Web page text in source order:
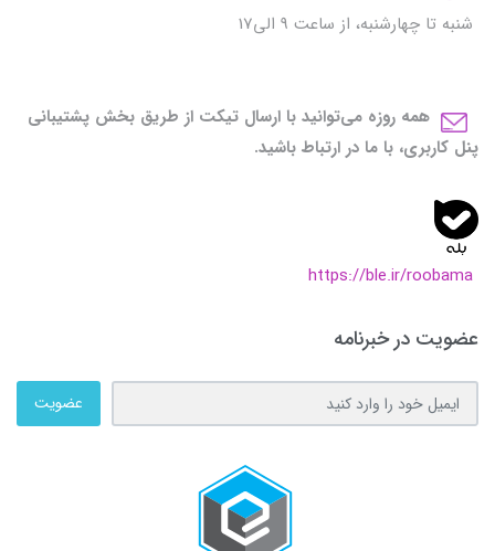
شنبه تا چهارشنبه، از ساعت 9 الی17
همه روزه می‌توانید با ارسال تیکت از طریق بخش پشتیبانی
پنل کاربری، با ما در ارتباط باشید.
https://ble.ir/roobama
عضویت در خبرنامه
عضویت